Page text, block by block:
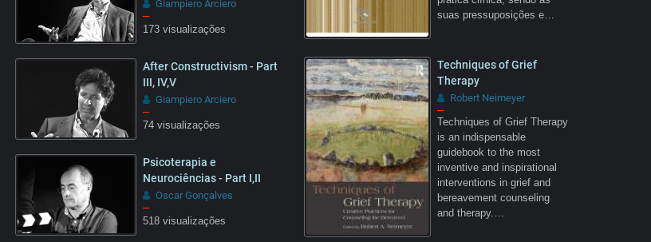
Giampiero Arciero
–
173 visualizações
After Constructivism - Part
III, IV,V
Giampiero Arciero
–
74 visualizações
Psicoterapia e
Neurociências - Part I,II
Oscar Gonçalves
–
518 visualizações
suas pressuposições e…
Techniques of Grief
Therapy
Robert Neimeyer
–
Techniques of Grief Therapy
is an indispensable
guidebook to the most
inventive and inspirational
interventions in grief and
bereavement counseling
and therapy.…